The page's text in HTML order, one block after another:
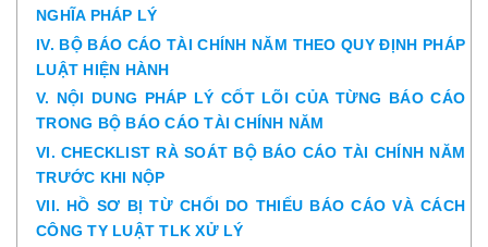
NGHĨA PHÁP LÝ
IV. BỘ BÁO CÁO TÀI CHÍNH NĂM THEO QUY ĐỊNH PHÁP
LUẬT HIỆN HÀNH
V. NỘI DUNG PHÁP LÝ CỐT LÕI CỦA TỪNG BÁO CÁO
TRONG BỘ BÁO CÁO TÀI CHÍNH NĂM
VI. CHECKLIST RÀ SOÁT BỘ BÁO CÁO TÀI CHÍNH NĂM
TRƯỚC KHI NỘP
VII. HỒ SƠ BỊ TỪ CHỐI DO THIẾU BÁO CÁO VÀ CÁCH
CÔNG TY LUẬT TLK XỬ LÝ